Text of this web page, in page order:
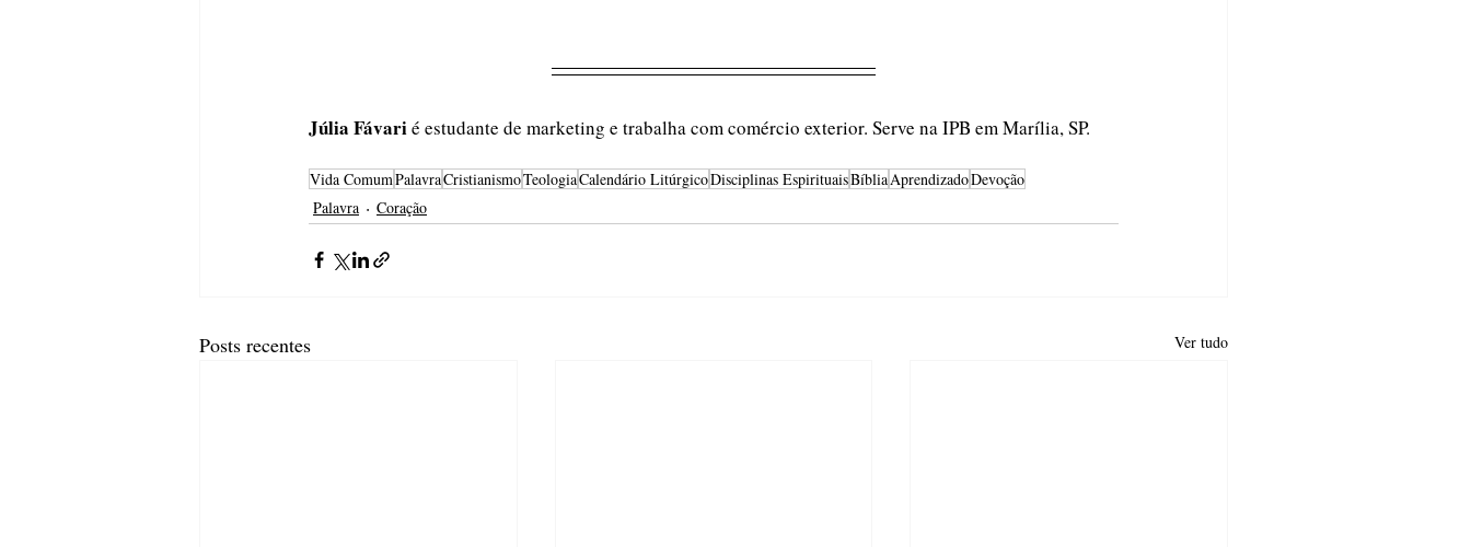
Júlia Fávari é estudante de marketing e trabalha com comércio exterior. Serve na IPB em Marília, SP.
Vida ComumPalavraCristianismoTeologiaCalendário LitúrgicoDisciplinas EspirituaisBíbliaAprendizadoDevoção
Palavra
Coração
Posts recentes Ver tudo